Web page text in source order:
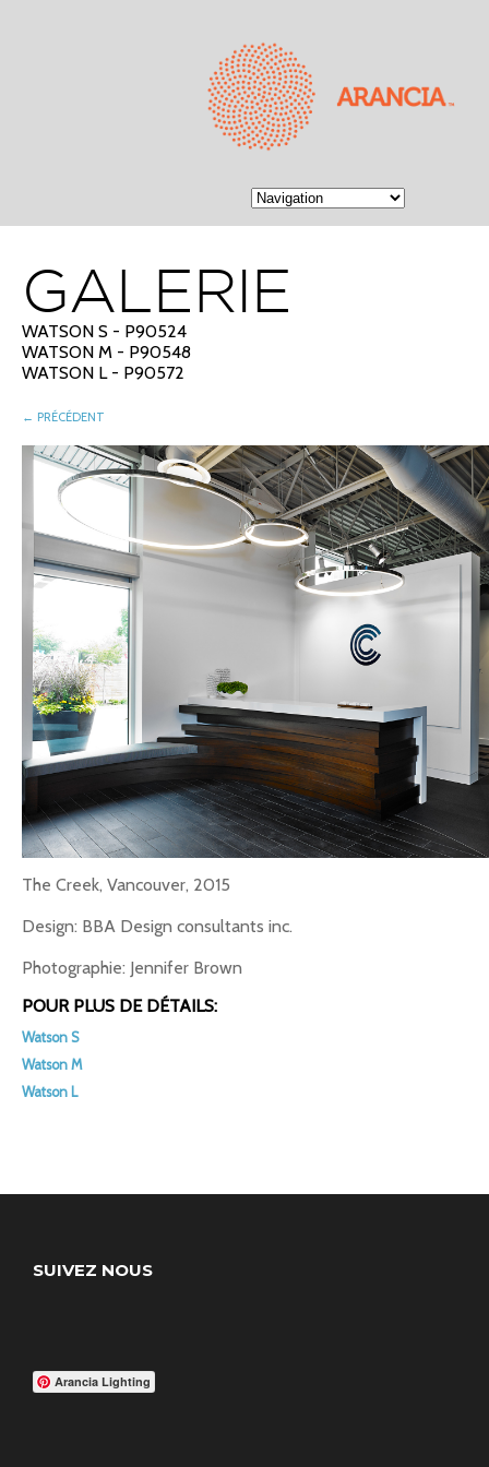
GALERIE
WATSON S - P90524
WATSON M - P90548
WATSON L - P90572
← PRÉCÉDENT
The Creek, Vancouver, 2015
Design: BBA Design consultants inc.
Photographie: Jennifer Brown
POUR PLUS DE DÉTAILS:
Watson S
Watson M
Watson L
SUIVEZ NOUS
Arancia Lighting